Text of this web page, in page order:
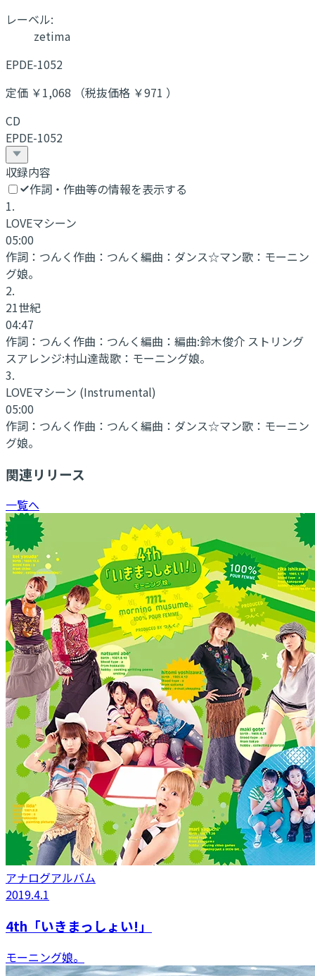
レーベル:
zetima
EPDE-1052
定価 ￥1,068 （税抜価格 ￥971 ）
CD
EPDE-1052
収録内容
作詞・作曲等の情報を表示する
1.
LOVEマシーン
05:00
作詞： つんく作曲： つんく編曲： ダンス☆マン歌： モーニン
グ娘。
2.
21世紀
04:47
作詞： つんく作曲： つんく編曲： 編曲:鈴木俊介 ストリング
スアレンジ:村山達哉歌： モーニング娘。
3.
LOVEマシーン (Instrumental)
05:00
作詞： つんく作曲： つんく編曲： ダンス☆マン歌： モーニン
グ娘。
関連リリース
一覧へ
アナログアルバム
2019.4.1
4th「いきまっしょい!」
モーニング娘。